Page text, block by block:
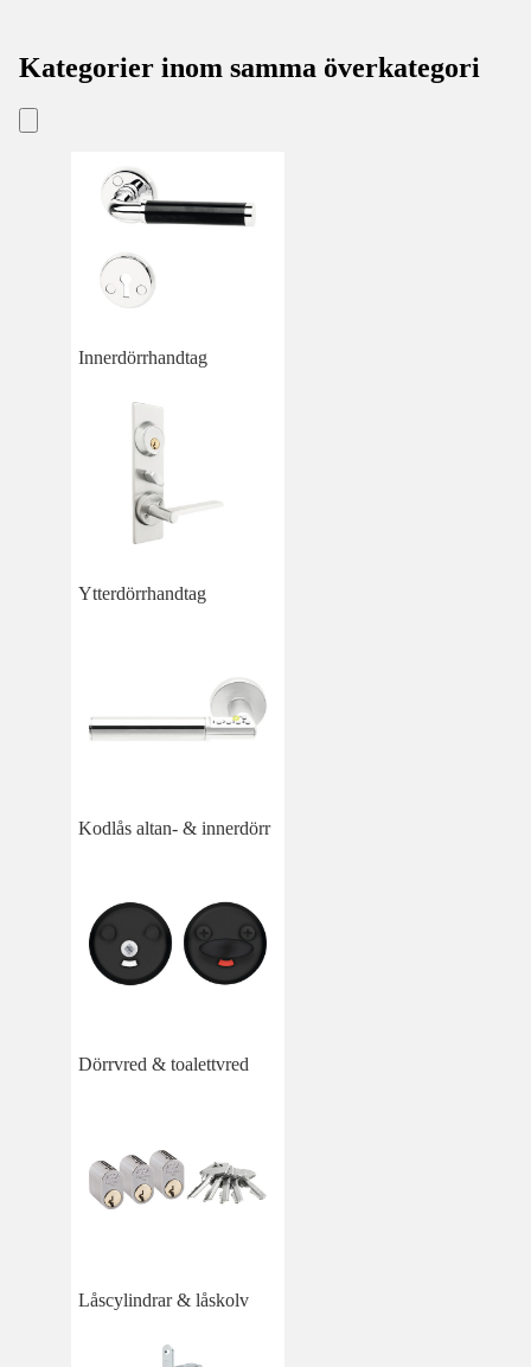
Kategorier inom samma överkategori
Innerdörrhandtag
Ytterdörrhandtag
Kodlås altan- & innerdörr
Dörrvred & toalettvred
Låscylindrar & låskolv